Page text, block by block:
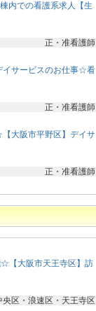
内での看護系求人【生
正・准看護師
イサービスのお仕事☆看
正・准看護師
大阪市平野区】デイサ
正・准看護師
【大阪市天王寺区】訪
央区・浪速区・天王寺区